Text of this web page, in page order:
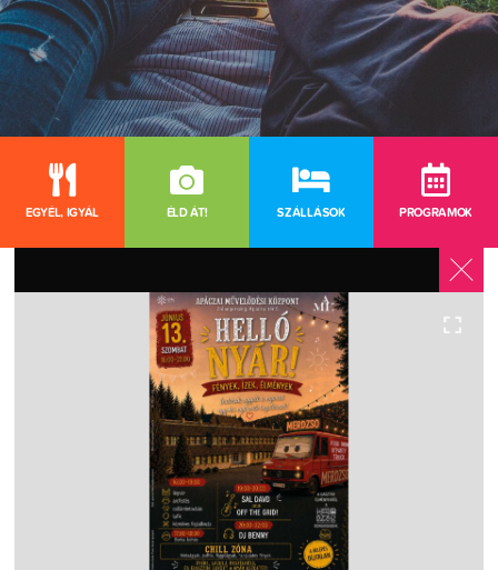
EGYÉL, IGYÁL ÉLD ÁT! SZÁLLÁSOK PROGRAMOK